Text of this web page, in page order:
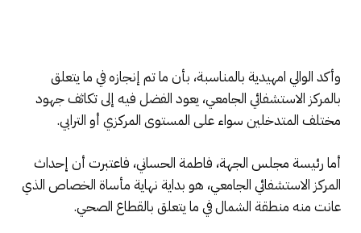
وأكد الوالي امهيدية بالمناسبة، بأن ما تم إنجازه في ما يتعلق
بالمركز الاستشفائي الجامعي، يعود الفضل فيه إلى تكاثف جهود
مختلف المتدخلين سواء على المستوى المركزي أو الترابي.
أما رئيسة مجلس الجهة، فاطمة الحساني، فاعتبرت أن إحداث
المركز الاستشفائي الجامعي، هو بداية نهاية مأساة الخصاص الذي
عانت منه منطقة الشمال في ما يتعلق بالقطاع الصحي.